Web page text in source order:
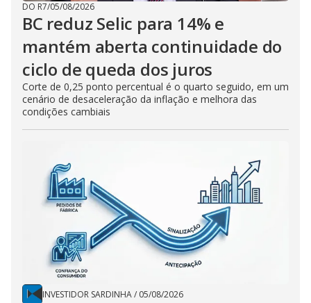
DO R7/05/08/2026
BC reduz Selic para 14% e
mantém aberta continuidade do
ciclo de queda dos juros
Corte de 0,25 ponto percentual é o quarto seguido, em um
cenário de desaceleração da inflação e melhora das
condições cambiais
INVESTIDOR SARDINHA/ 05/08/2026